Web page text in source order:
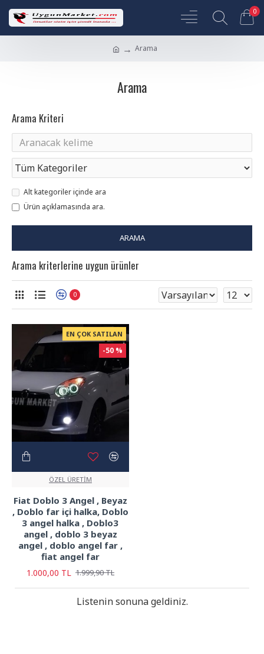
0
Arama
Arama
Arama Kriteri
Alt kategoriler içinde ara
Ürün açıklamasında ara.
ARAMA
Arama kriterlerine uygun ürünler
0
EN ÇOK SATILAN
-50 %
ÖZEL ÜRETİM
Fiat Doblo 3 Angel , Beyaz
, Doblo far içi halka, Doblo
3 angel halka , Doblo3
angel , doblo 3 beyaz
angel , doblo angel far ,
fiat angel far
1.000,00 TL 1.999,90 TL
Listenin sonuna geldiniz.